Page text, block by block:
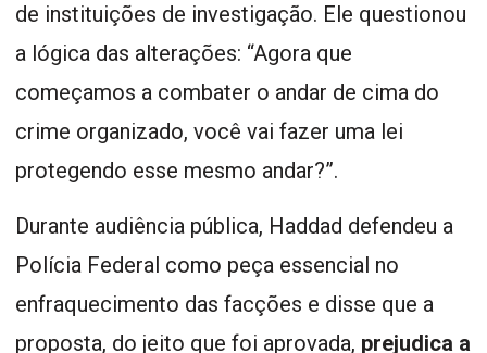
de instituições de investigação. Ele questionou
a lógica das alterações: “Agora que
começamos a combater o andar de cima do
crime organizado, você vai fazer uma lei
protegendo esse mesmo andar?”.
Durante audiência pública, Haddad defendeu a
Polícia Federal como peça essencial no
enfraquecimento das facções e disse que a
proposta, do jeito que foi aprovada, prejudica a